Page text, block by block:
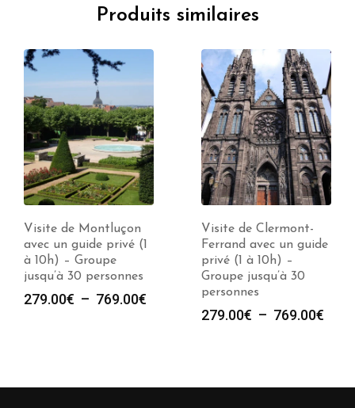
Produits similaires
Visite de Montluçon
avec un guide privé (1
à 10h) – Groupe
jusqu’à 30 personnes
279.00€ – 769.00€
769.00€
Visite de Clermont-
Ferrand avec un guide
privé (1 à 10h) –
Groupe jusqu’à 30
personnes
279.00€ – 769.00€
à